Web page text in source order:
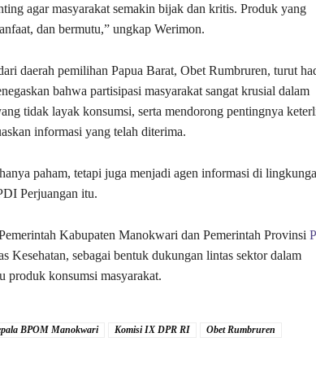
agar masyarakat semakin bijak dan kritis. Produk yang
dan bermutu,” ungkap Werimon.
daerah pemilihan Papua Barat, Obet Rumbruren, turut
bahwa partisipasi masyarakat sangat krusial dalam
tidak layak konsumsi, serta mendorong pentingnya
informasi yang telah diterima.
paham, tetapi juga menjadi agen informasi di
Perjuangan itu.
Kabupaten Manokwari dan Pemerintah Provinsi
Kesehatan, sebagai bentuk dukungan lintas sektor dalam
produk konsumsi masyarakat.
BPOM Manokwari Komisi IX DPR RI Obet Rumbruren